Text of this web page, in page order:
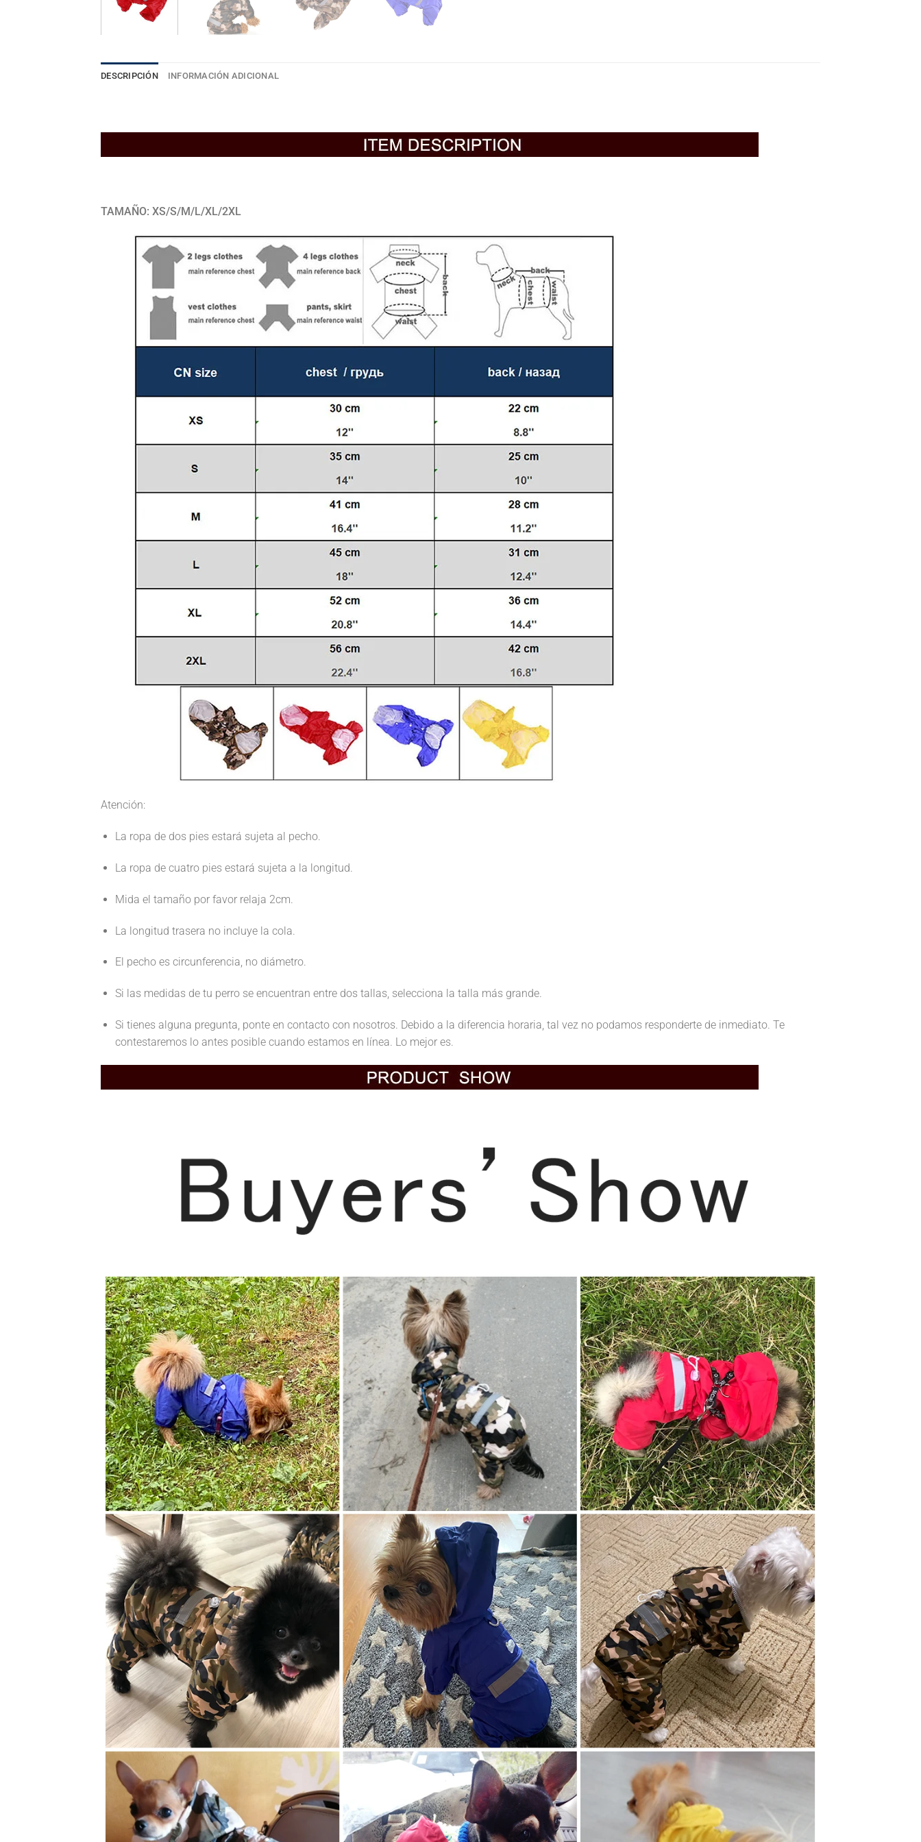
DESCRIPCIÓN INFORMACIÓN ADICIONAL
TAMAÑO: XS/S/M/L/XL/2XL
Atención:
La ropa de dos pies estará sujeta al pecho.
La ropa de cuatro pies estará sujeta a la longitud.
Mida el tamaño por favor relaja 2cm.
La longitud trasera no incluye la cola.
El pecho es circunferencia, no diámetro.
Si las medidas de tu perro se encuentran entre dos tallas, selecciona la talla más grande.
Si tienes alguna pregunta, ponte en contacto con nosotros. Debido a la diferencia horaria, tal vez no podamos responderte de inmediato. Te
contestaremos lo antes posible cuando estamos en línea. Lo mejor es.